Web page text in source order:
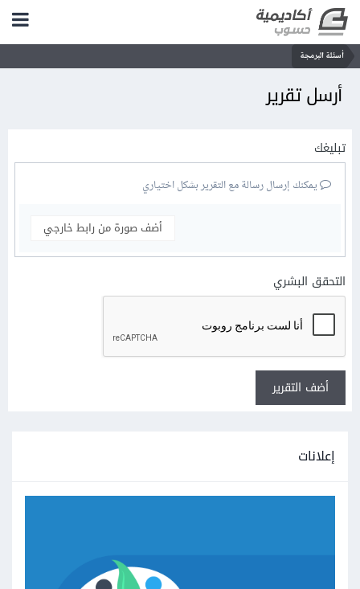
أسئلة البرمجة
أرسل تقرير
تبليغك
يمكنك إرسال رسالة مع التقرير بشكل اختياري
أضف صورة من رابط خارجي
التحقق البشري
أضف التقرير
إعلانات